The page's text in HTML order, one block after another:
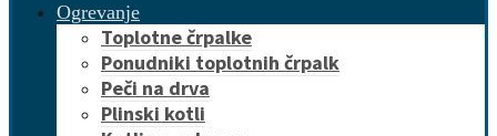
Ogrevanje
Toplotne črpalke
Ponudniki toplotnih črpalk
Peči na drva
Plinski kotli